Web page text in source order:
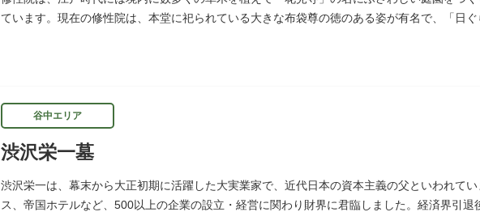
ています。現在の修性院は、本堂に祀られている大きな布袋尊の徳のある姿が有名で、「日
谷中エリア
渋沢栄一墓
渋沢栄一は、幕末から大正初期に活躍した大実業家で、近代日本の資本主義の父といわれて
ス、帝国ホテルなど、500以上の企業の設立・経営に関わり財界に君臨しました。経済界引退